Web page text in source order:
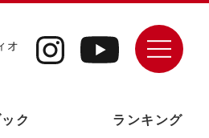
オ
ク ランキング